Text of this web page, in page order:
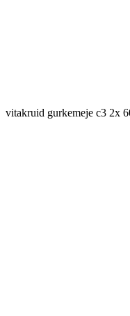
vitakruid gurkemeje c3 2x